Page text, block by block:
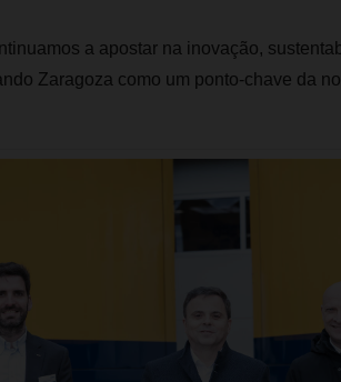
a apostar na inovação,
Zaragoza como um ponto-chave da